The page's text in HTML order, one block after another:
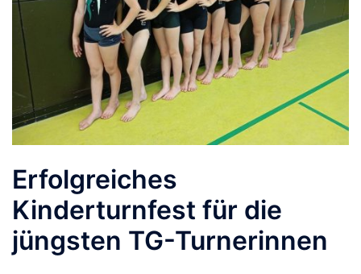
Erfolgreiches
Kinderturnfest für die
jüngsten TG-Turnerinnen